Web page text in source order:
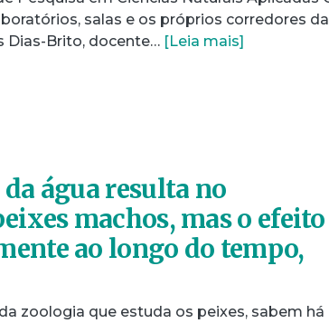
salas e os próprios corredores da
Dias-Brito, docente… [Leia mais]
água resulta no
machos, mas o efeito
ao longo do tempo,
zoologia que estuda os peixes, sabem há